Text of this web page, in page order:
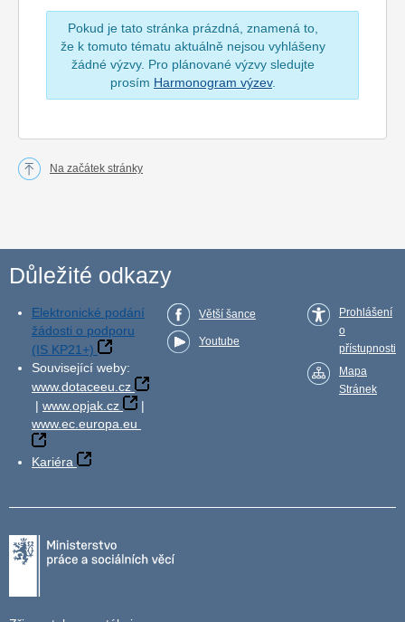
Pokud je tato stránka prázdná, znamená to,
že k tomuto tématu aktuálně nejsou vyhlášeny
žádné výzvy. Pro plánované výzvy sledujte
prosím Harmonogram výzev.
Na začátek stránky
Důležité odkazy
Elektronické podání
žádosti o podporu
(IS KP21+)
Související weby:
www.dotaceeu.cz
| www.opjak.cz
|
www.ec.europa.eu
Kariéra
Větší šance
Youtube
Prohlášení
o
přístupnosti
Mapa
Stránek